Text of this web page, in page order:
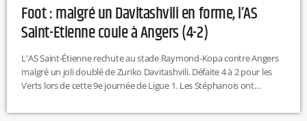
Foot : malgré un Davitashvili en forme, l’AS
Saint-Etienne coule à Angers (4-2)
L'AS Saint-Étienne rechute au stade Raymond-Kopa contre Angers
malgré un joli doublé de Zuriko Davitashvili. Défaite 4 à 2 pour les
Verts lors de cette 9e journée de Ligue 1. Les Stéphanois ont
Angers de saisir les opportunités et de décrocher leur premier